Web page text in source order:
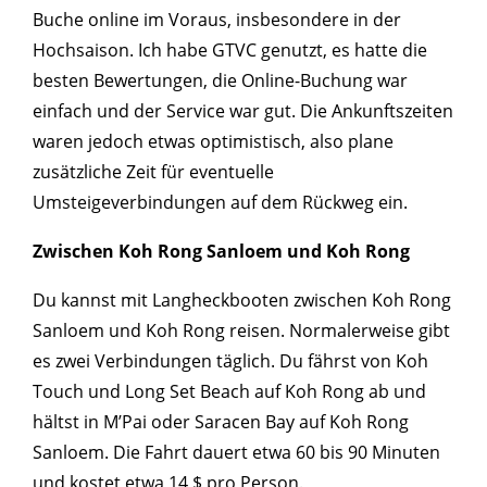
Buche online im Voraus, insbesondere in der
Hochsaison. Ich habe GTVC genutzt, es hatte die
besten Bewertungen, die Online-Buchung war
einfach und der Service war gut. Die Ankunftszeiten
waren jedoch etwas optimistisch, also plane
zusätzliche Zeit für eventuelle
Umsteigeverbindungen auf dem Rückweg ein.
Zwischen Koh Rong Sanloem und Koh Rong
Du kannst mit Langheckbooten zwischen Koh Rong
Sanloem und Koh Rong reisen. Normalerweise gibt
es zwei Verbindungen täglich. Du fährst von Koh
Touch und Long Set Beach auf Koh Rong ab und
hältst in M’Pai oder Saracen Bay auf Koh Rong
Sanloem. Die Fahrt dauert etwa 60 bis 90 Minuten